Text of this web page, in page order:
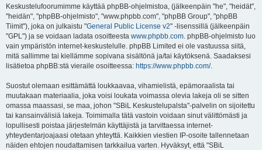
Keskustelufoorumimme käyttää phpBB-ohjelmistoa, (jälkeenpäin "he", "heidät",
"heidän", "phpBB-ohjelmisto", "www.phpbb.com", "phpBB Group", "phpBB
Tiimit"), joka on julkaistu "General Public License v2" -lisenssillä (jälkeenpäin
"GPL") ja se voidaan ladata osoitteesta www.phpbb.com. phpBB-ohjelmisto luo
vain ympäristön internet-keskustelulle. phpBB Limited ei ole vastuussa siitä,
mitä sallimme tai kiellämme sopivana sisältönä ja/tai käytöksenä. Saadaksesi
lisätietoa phpBB:stä vieraile osoitteessa: https://www.phpbb.com/.
Suostut olemaan esittämättä loukkaavaa, vihamielistä, epämoraalista tai
muutakaan materiaalia, joka voisi loukata voimassa olevia lakeja oli se sitten
omassa maassasi, se maa, johon "SBiL Keskustelupalsta"-palvelin on sijoitettu
tai kansainvälisiä lakeja. Toimimalla tätä vastoin voidaan sinut välittömästi ja
lopullisesti poistaa järjestelmän käyttäjistä ja tarvittaessa internet-
yhteydentarjoajaasi otetaan yhteyttä. Kaikkien viestien IP-osoite tallennetaan
näiden ehtojen noudattamisen tarkkailua varten. Hyväksyt, että "SBiL